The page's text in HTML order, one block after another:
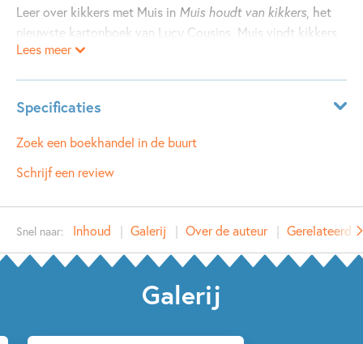
Leer over kikkers met Muis in Muis houdt van kikkers , het
nieuwste kartonboek van Lucy Cousins. Muis vindt kikkers
in de vijver. Leer met haar hoe ze eruitzien, hoe ze leven,
kikker en doen hun vrolijke geluiden na. Tijd voor een
kikkersafari in het park!
Met een uitklappagina van Muis en haar vriendjes bij de
Lees meer
Specificaties
Leeftijdsindicatie: 2 - 5 jaar
ISBN:
9789025889333
Auteur(s):
Lucy Cousins
Prijs: 9,99
Verschijningsdatum: 04-02-2026
Zoek een boekhandel in de buurt
Schrijf een review
Snel naar: Inhoud Galerij Over de auteur
Galerij